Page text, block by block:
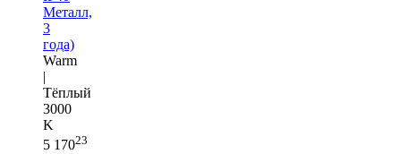
Металл,
3
года)
Warm
|
Тёплый
3000
K
5 17023